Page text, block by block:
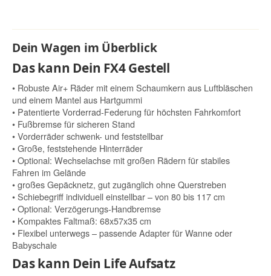
Dein Wagen im Überblick
Das kann Dein FX4 Gestell
• Robuste Air+ Räder mit einem Schaumkern aus Luftbläschen
und einem Mantel aus Hartgummi
• Patentierte Vorderrad-Federung für höchsten Fahrkomfort
• Fußbremse für sicheren Stand
• Vorderräder schwenk- und feststellbar
• Große, feststehende Hinterräder
• Optional: Wechselachse mit großen Rädern für stabiles
Fahren im Gelände
• großes Gepäcknetz, gut zugänglich ohne Querstreben
• Schiebegriff individuell einstellbar – von 80 bis 117 cm
• Optional: Verzögerungs-Handbremse
• Kompaktes Faltmaß: 68x57x35 cm
• Flexibel unterwegs – passende Adapter für Wanne oder
Babyschale
Das kann Dein Life Aufsatz